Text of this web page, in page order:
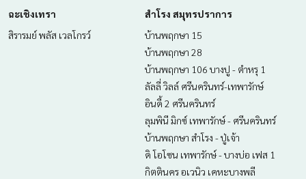
ฉะเชิงเทรา
สิรารมย์ พลัส เวลโกรว์
สำโรง สมุทรปราการ
บ้านพฤกษา 15
บ้านพฤกษา 28
บ้านพฤกษา 106 บางปู - ตำหรุ 1
ลัลลี่ วิลล์ ศรีนครินทร์-เทพารักษ์
อินดี้ 2 ศรีนครินทร์
ลุมพินี มิกซ์ เทพารักษ์ - ศรีนครินทร์
บ้านพฤกษา สำโรง - ปู่เจ้า
ดิ โอโซน เทพารักษ์ - บางบ่อ เฟส 1
กิตตินคร อเวนิว เคหะบางพลี